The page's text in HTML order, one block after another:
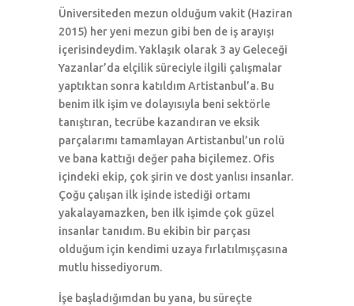
Üniversiteden mezun olduğum vakit (Haziran
2015) her yeni mezun gibi ben de iş arayışı
içerisindeydim. Yaklaşık olarak 3 ay Geleceği
Yazanlar’da elçilik süreciyle ilgili çalışmalar
yaptıktan sonra katıldım Artistanbul’a. Bu
benim ilk işim ve dolayısıyla beni sektörle
tanıştıran, tecrübe kazandıran ve eksik
parçalarımı tamamlayan Artistanbul’un rolü
ve bana kattığı değer paha biçilemez. Ofis
içindeki ekip, çok şirin ve dost yanlısı insanlar.
Çoğu çalışan ilk işinde istediği ortamı
yakalayamazken, ben ilk işimde çok güzel
insanlar tanıdım. Bu ekibin bir parçası
olduğum için kendimi uzaya fırlatılmışçasına
mutlu hissediyorum.
İşe başladığımdan bu yana, bu süreçte